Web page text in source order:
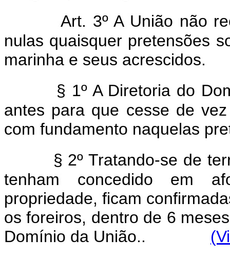
Art. 3º A União não
nulas quaisquer pretensões
marinha e seus acrescidos.
§ 1º A Diretoria do
antes para que cesse de
com fundamento naquelas
§ 2º Tratando-se de
tenham concedido em
propriedade, ficam
os foreiros, dentro de 6
Domínio da União..